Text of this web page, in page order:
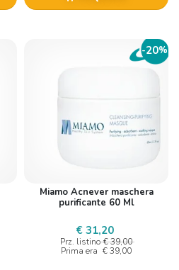
-20%
Miamo Acnever maschera
purificante 60 Ml
€ 31,20
Prz. listino € 39,00
Prima era € 39,00